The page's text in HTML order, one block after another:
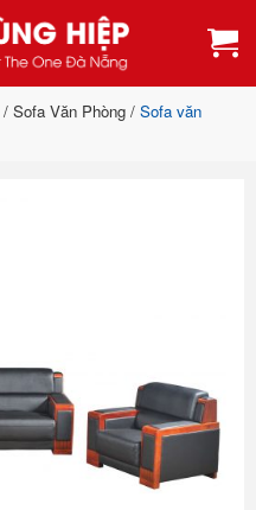
/ Sofa Văn Phòng / Sofa văn